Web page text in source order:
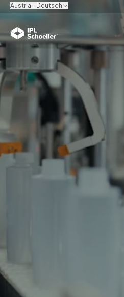
Austria - Deutsch
Branchen
Produkte & Lösungen
Nachhaltigkeit